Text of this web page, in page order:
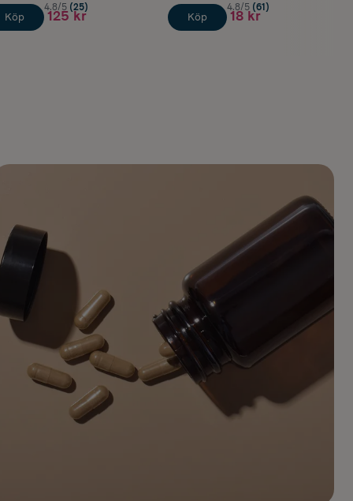
Köp
4.8/5 (25)
125 kr Köp
4.8/5 (61)
18 kr